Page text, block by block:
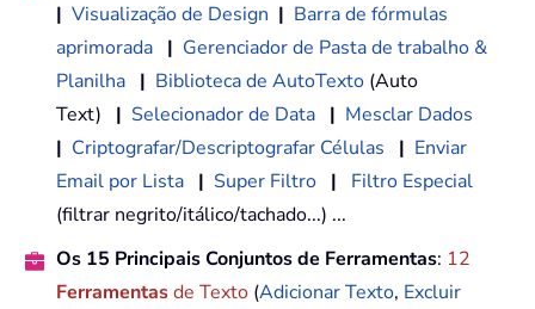
| Visualização de Design | Barra de fórmulas
aprimorada | Gerenciador de Pasta de trabalho &
Planilha | Biblioteca de AutoTexto (Auto
Text) | Selecionador de Data | Mesclar Dados
| Criptografar/Descriptografar Células | Enviar
Email por Lista | Super Filtro |
Filtro Especial
(filtrar negrito/itálico/tachado...) ...
Os 15 Principais Conjuntos de Ferramentas: 12
Ferramentasde Texto (Adicionar Texto, Excluir